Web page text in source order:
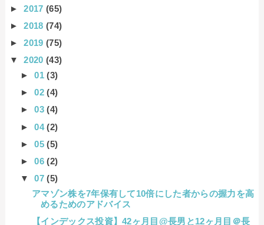
►2017(65)
►2018(74)
►2019(75)
▼2020(43)
►01(3)
►02(4)
►03(4)
►04(2)
►05(5)
►06(2)
▼07(5)
アマゾン株を7年保有して10倍にした者からの握力を高
めるためのアドバイス
【インデックス投資】42ヶ月目@長男と12ヶ月目＠長